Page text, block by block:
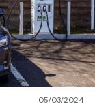
05/03/2024